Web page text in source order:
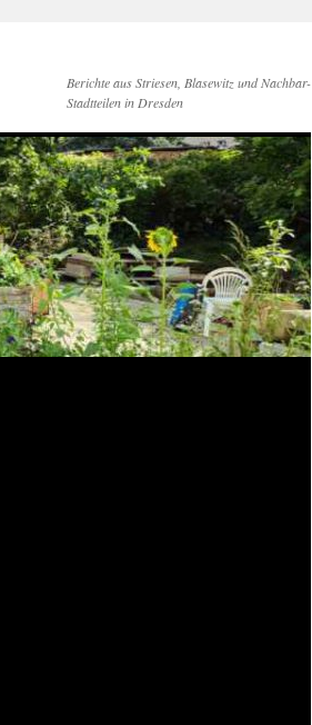
Berichte aus Striesen, Blasewitz und Nachbar-
Stadtteilen in Dresden